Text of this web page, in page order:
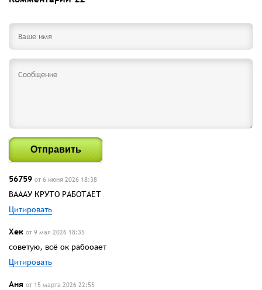
Отправить
56759 от 6 июня 2026 18:38
ВАААУ КРУТО РАБОТАЕТ
Цитировать
Хек от 9 мая 2026 18:35
советую, всё ок рабооает
Цитировать
Аня от 15 марта 2026 22:55